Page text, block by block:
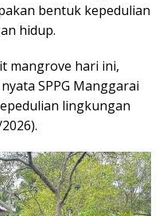
bentuk kepedulian
hidup.
mangrove hari ini,
SPPG Manggarai
lingkungan